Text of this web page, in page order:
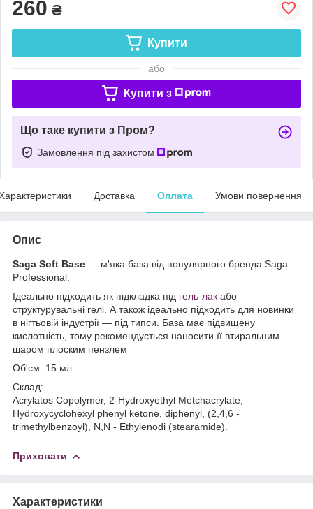
260 ₴
Купити
або
Купити з
Що таке купити з Пром?
Замовлення під захистом
Доставка Оплата Умови повернення
Опис
Saga Soft Base — м'яка база від популярного бренда Saga
Professional.
Ідеально підходить як підкладка під гель-лак або
структурувальні гелі. А також ідеально підходить для новинки
в нігтьовій індустрії — під типси. База має підвищену
кислотність, тому рекомендується наносити її втиральним
шаром плоским пензлем
Об'єм: 15 мл
Склад:
Acrylatos Copolymer, 2-Hydroxyethyl Metchacrylate,
Hydroxycyclohexyl phenyl ketone, diphenyl, (2,4,6 -
trimethylbenzoyl), N,N - Ethylenodi (stearamide).
Приховати
Характеристики